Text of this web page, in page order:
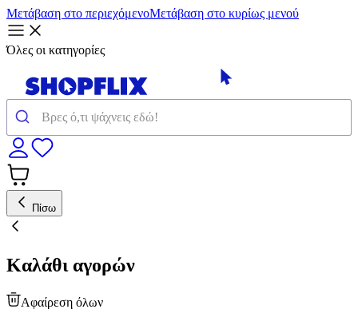
Μετάβαση στο περιεχόμενοΜετάβαση στο κυρίως μενού
Όλες οι κατηγορίες
Πίσω
Καλάθι αγορών
Αφαίρεση όλων